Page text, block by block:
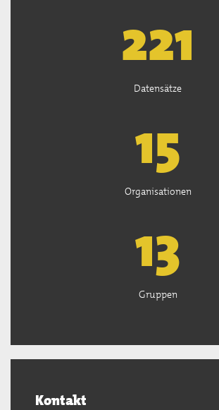
222
Datensätze
15
Organisationen
13
Gruppen
Kontakt